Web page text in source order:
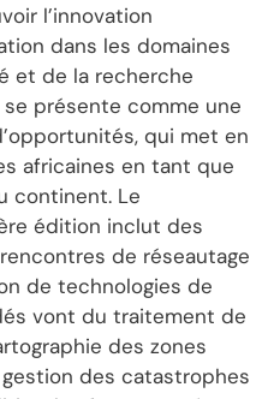
l’innovation
dans les domaines
et de la recherche
présente comme une
qui met en
africaines en tant que
continent. Le
édition inclut des
de réseautage
de technologies de
vont du traitement de
des zones
des catastrophes